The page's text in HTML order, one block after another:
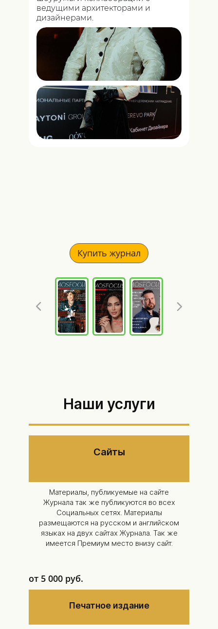
ведущими архитекторами и
дизайнерами.
Купить журнал
Наши услуги
Сайты
Материалы, публикуемые на сайте
Журнала так же публикуются во всех
Социальных сетях. Материалы
размещаются на русском и английском
языках на двух сайтах Журнала. Так же
имеется Премиум место внизу сайт.
от 5 000 руб.
Печатное издание